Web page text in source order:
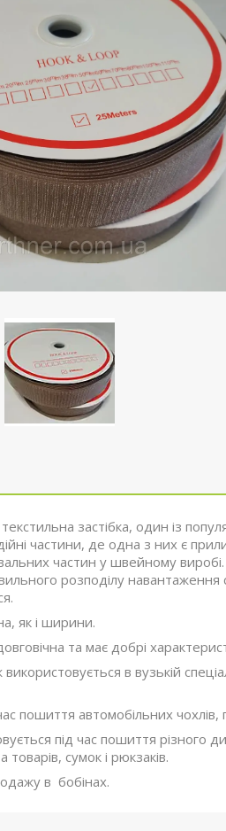
застібка, один із
частини, де одна з них є
частин у швейному виробі.
розподілу
як і ширини.
та має добрі
в вузькій
пошиття автомобільних чохлів,
під час пошиття різного
сумок і рюкзаків.
в бобінах.